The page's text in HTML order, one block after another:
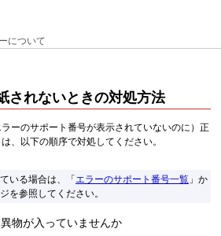
について
されないときの対処方法
ーのサポート番号が表示されていないのに）正
、以下の順序で対処してください。
いる場合は、「エラーのサポート番号一覧 」か
を参照してください。
物が入っていませんか